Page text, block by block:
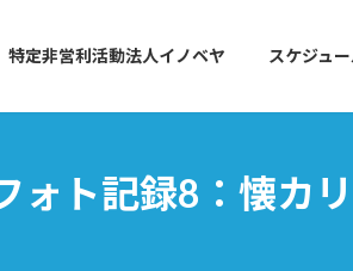
特定非営利活動法人イノベヤ スケジュ
ォト記録8：懐カ